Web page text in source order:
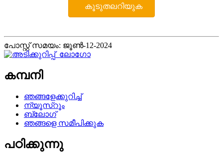
കൂടുതലറിയുക
പോസ്റ്റ് സമയം: ജൂൺ-12-2024
കമ്പനി
ഞങ്ങളേക്കുറിച്ച്
ന്യൂസ്റൂം
ബ്ലോഗ്
ഞങ്ങളെ സമീപിക്കുക
പഠിക്കുന്നു